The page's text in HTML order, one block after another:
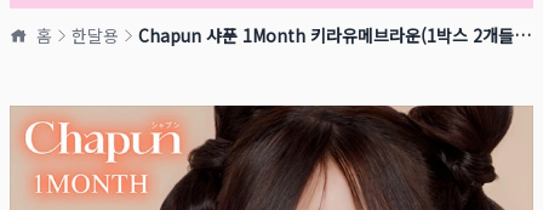
홈 한달용 Chapun 샤푼 1Month 키라유메브라운(1박스 2개들이)